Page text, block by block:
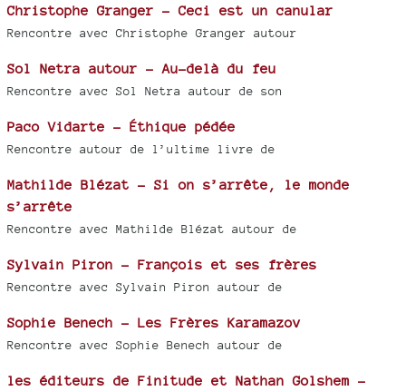
Christophe Granger - Ceci est un canular
Rencontre avec Christophe Granger autour
Sol Netra autour - Au-delà du feu
Rencontre avec Sol Netra autour de son
Paco Vidarte - Éthique pédée
Rencontre autour de l’ultime livre de
Mathilde Blézat - Si on s’arrête, le monde
s’arrête
Rencontre avec Mathilde Blézat autour de
Sylvain Piron - François et ses frères
Rencontre avec Sylvain Piron autour de
Sophie Benech - Les Frères Karamazov
Rencontre avec Sophie Benech autour de
les éditeurs de Finitude et Nathan Golshem -